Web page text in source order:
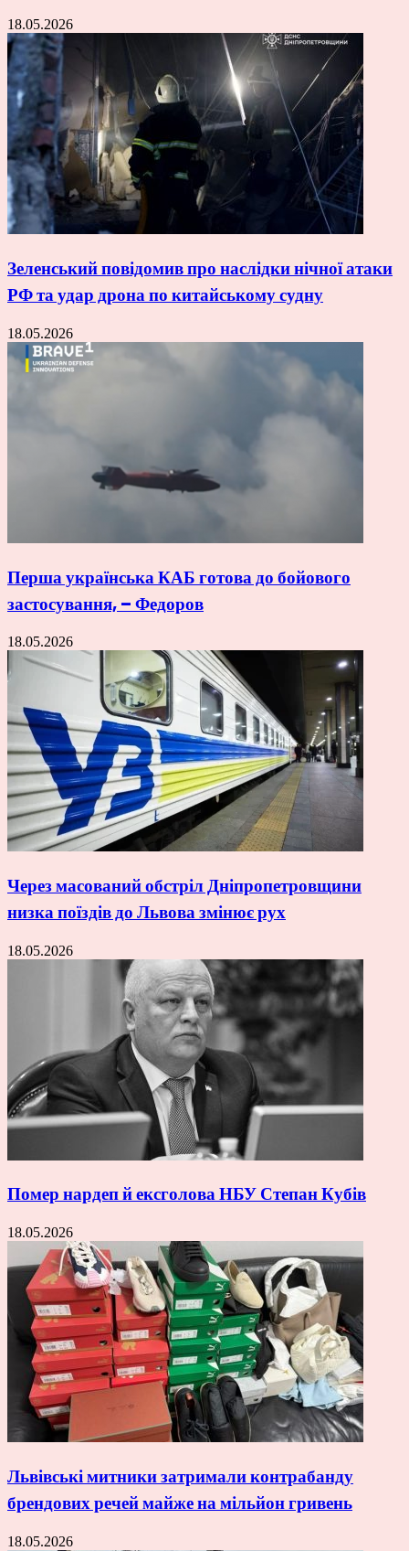
18.05.2026
Зеленський повідомив про наслідки нічної атаки
РФ та удар дрона по китайському судну
18.05.2026
Перша українська КАБ готова до бойового
застосування, – Федоров
18.05.2026
Через масований обстріл Дніпропетровщини
низка поїздів до Львова змінює рух
18.05.2026
Помер нардеп й ексголова НБУ Степан Кубів
18.05.2026
Львівські митники затримали контрабанду
брендових речей майже на мільйон гривень
18.05.2026